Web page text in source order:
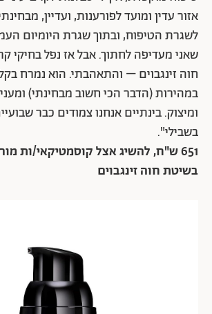
אזור עדין ומועד לפורענות, ועדיין,
לשגרת הטיפוח, ובתוך שגרת היומיום
שאני מעדיפה לחתוך. אבל אז נפל בחיקי
חוה זינגבוים – והתאהבתי. הוא נמרח
במהירות (הדבר הכי חשוב מבחינתי)
ומיצוק. בינתיים אנחנו צמודים כבר
בשבילי".
651 ש"ח, להשיג אצל קוסמטיקאי/ות
בשיטת חוה זינגבוים